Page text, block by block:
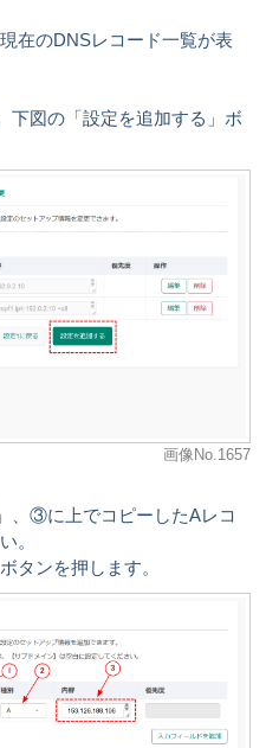
在のDNSレコード一覧が表
下図の「設定を追加する」ボ
画像No.1657
③に上でコピーしたAレコ
。
タンを押します。